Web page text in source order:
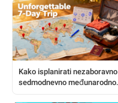
Kako isplanirati nezaboravno
sedmodnevno međunarodno